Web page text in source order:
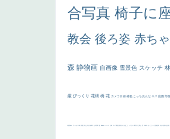
合写真 椅子に
教会 後ろ姿 赤ち
森 静物画 自画像 雪景色 スケッチ 林
厳 びっくり 花畑 橋 花 カメラ目線 補色 こっち見んな キス 庭園 部屋
画質 last ヴィーナス 剣 白人少女 食事中 山本芳翠 麦 alciato ハーレム 女神 ローマ教皇 奥行き 火起こし シスター 東方の三博士 114514 かっこいい 受胎告知 天から覗き込む顔